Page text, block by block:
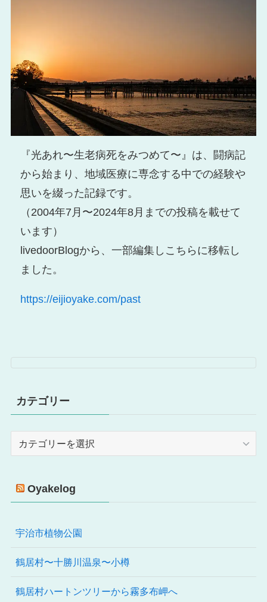
『光あれ〜生老病死をみつめて〜』は、闘病記
から始まり、地域医療に専念する中での経験や
思いを綴った記録です。
（2004年7月〜2024年8月までの投稿を載せて
います）
livedoorBlogから、一部編集しこちらに移転し
ました。
https://eijioyake.com/past
カテゴリー
リ
Oyakelog
宇治市植物公園
鶴居村〜十勝川温泉〜小樽
鶴居村ハートンツリーから霧多布岬へ